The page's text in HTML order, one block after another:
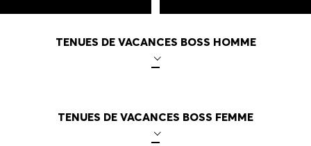
TENUES DE VACANCES BOSS HOMME
TENUES DE VACANCES BOSS FEMME